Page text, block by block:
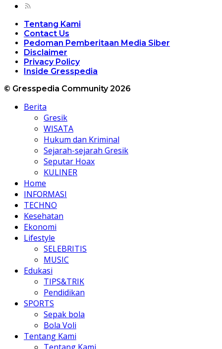
Tentang Kami
Contact Us
Pedoman Pemberitaan Media Siber
Disclaimer
Privacy Policy
Inside Gresspedia
© Gresspedia Community 2026
Berita
Gresik
WISATA
Hukum dan Kriminal
Sejarah-sejarah Gresik
Seputar Hoax
KULINER
Home
INFORMASI
TECHNO
Kesehatan
Ekonomi
Lifestyle
SELEBRITIS
MUSIC
Edukasi
TIPS&TRIK
Pendidikan
SPORTS
Sepak bola
Bola Voli
Tentang Kami